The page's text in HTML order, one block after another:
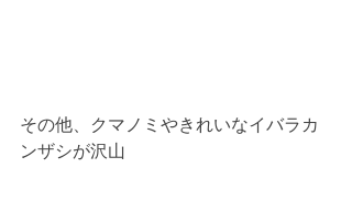
その他、クマノミやきれいなイバラカ
ンザシが沢山